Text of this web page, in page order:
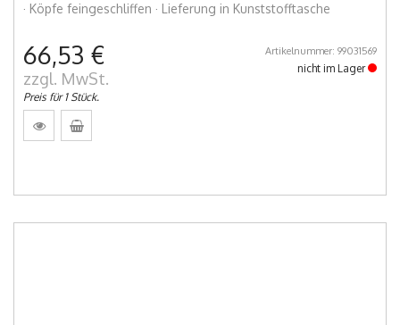
· Köpfe feingeschliffen · Lieferung in Kunststofftasche
66,53 €
zzgl. MwSt.
Preis für 1 Stück.
Artikelnummer: 99031569
nicht im Lager